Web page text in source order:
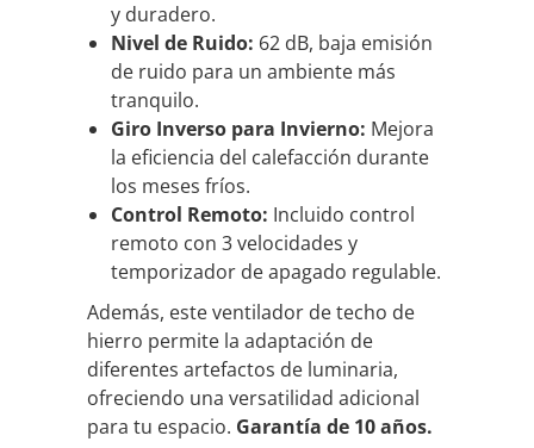
y duradero.
Nivel de Ruido: 62 dB, baja emisión
de ruido para un ambiente más
tranquilo.
Giro Inverso para Invierno: Mejora
la eficiencia del calefacción durante
los meses fríos.
Control Remoto: Incluido control
remoto con 3 velocidades y
temporizador de apagado regulable.
Además, este ventilador de techo de
hierro permite la adaptación de
diferentes artefactos de luminaria,
ofreciendo una versatilidad adicional
para tu espacio. Garantía de 10 años.